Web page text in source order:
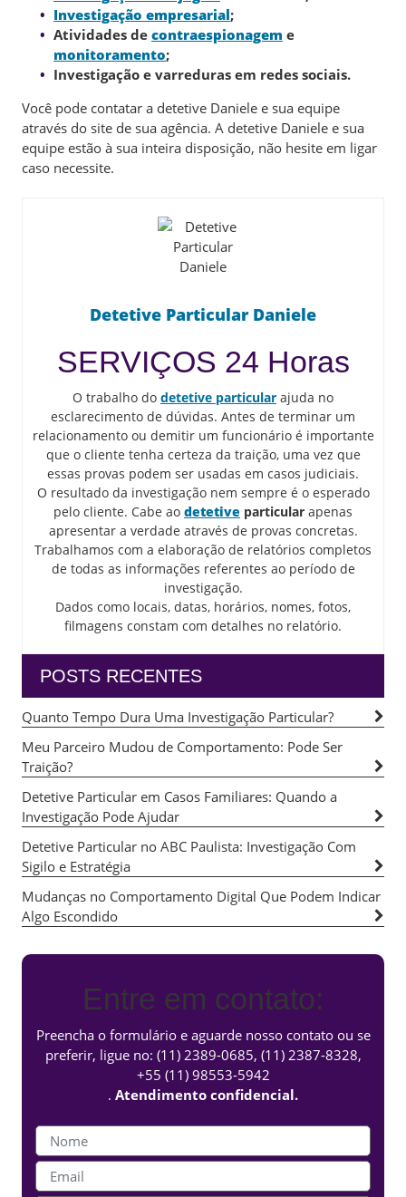
Investigação empresarial;
Atividades de contraespionagem e
monitoramento;
Investigação e varreduras em redes sociais.
Você pode contatar a detetive Daniele e sua equipe
através do site de sua agência. A detetive Daniele e sua
equipe estão à sua inteira disposição, não hesite em ligar
caso necessite.
Detetive Particular Daniele
SERVIÇOS 24 Horas
O trabalho do detetive particular ajuda no
esclarecimento de dúvidas. Antes de terminar um
relacionamento ou demitir um funcionário é importante
que o cliente tenha certeza da traição, uma vez que
essas provas podem ser usadas em casos judiciais.
O resultado da investigação nem sempre é o esperado
pelo cliente. Cabe ao detetive particular apenas
apresentar a verdade através de provas concretas.
Trabalhamos com a elaboração de relatórios completos
de todas as informações referentes ao período de
investigação.
Dados como locais, datas, horários, nomes, fotos,
filmagens constam com detalhes no relatório.
POSTS RECENTES
Quanto Tempo Dura Uma Investigação Particular?
Meu Parceiro Mudou de Comportamento: Pode Ser
Traição?
Detetive Particular em Casos Familiares: Quando a
Investigação Pode Ajudar
Detetive Particular no ABC Paulista: Investigação Com
Sigilo e Estratégia
Mudanças no Comportamento Digital Que Podem Indicar
Algo Escondido
Entre em contato:
Preencha o formulário e aguarde nosso contato ou se
preferir, ligue no: (11) 2389-0685, (11) 2387-8328,
+55 (11) 98553-5942
. Atendimento confidencial.